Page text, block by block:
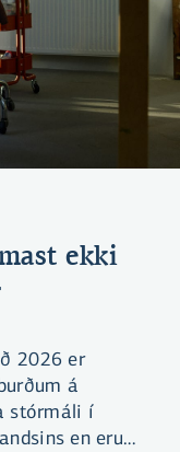
ekki
2026 er
á
stórmáli í
en eru